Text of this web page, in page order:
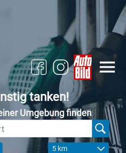
tanken!
Umgebung finden
5 km